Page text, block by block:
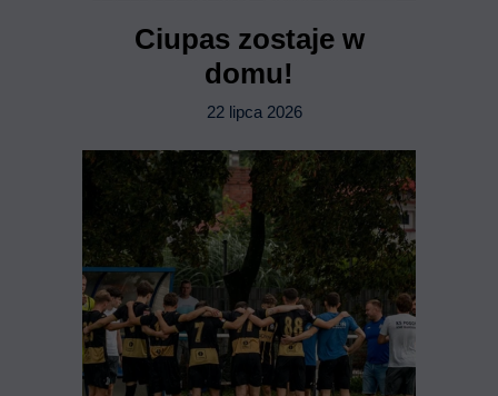
Ciupas zostaje w
domu!
22 lipca 2026